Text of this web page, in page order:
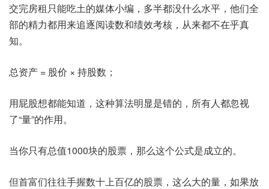
交完房租只能吃土的媒体小编，多半都没什么水平，他们全
部的精力都用来追逐阅读数和绩效考核，从来都不在乎真
知。
总资产 = 股价 × 持股数；
用屁股想都能知道，这种算法明显是错的，所有人都忽视
了“量”的作用。
当你只有总值1000块的股票，那么这个公式是成立的。
但首富们往往手握数十上百亿的股票，这么大的量，如果放